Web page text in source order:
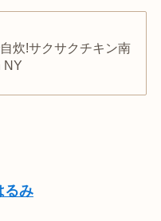
炊!サクサクチキン南
NY
るみ